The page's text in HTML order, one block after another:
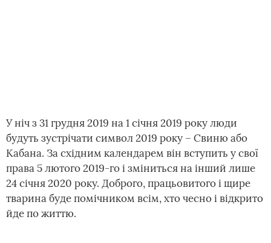
У ніч з 31 грудня 2019 на 1 січня 2019 року люди
будуть зустрічати символ 2019 року – Свиню або
Кабана. За східним календарем він вступить у свої
права 5 лютого 2019-го і зміниться на інший лише
24 січня 2020 року. Доброго, працьовитого і щире
тварина буде помічником всім, хто чесно і відкрито
йде по життю.